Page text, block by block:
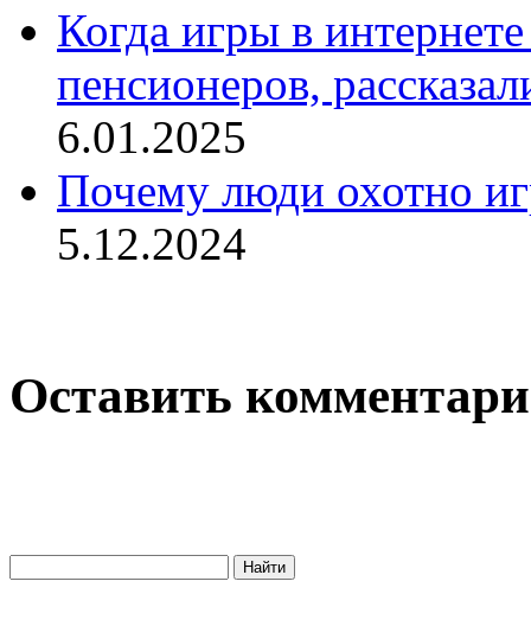
Когда игры в
пенсионеров,
6.01.2025
Почему люди охотно
5.12.2024
Оставить